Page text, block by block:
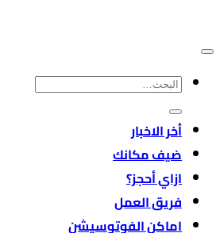
البحث
عن:
أخر الاخبار
ضيف مكانك
ازاي أحجز؟
فريق العمل
اماكن الفوتوسيشن